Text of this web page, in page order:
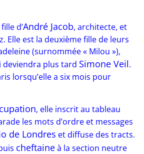
d’André Jacob, architecte, et
Elle est la deuxième fille de leurs
(surnommée « Milou »),
deviendra plus tard Simone Veil.
lorsqu’elle a six mois pour
, elle inscrit au tableau
les mots d’ordre et messages
de Londres et diffuse des tracts.
cheftaineà la section neutre